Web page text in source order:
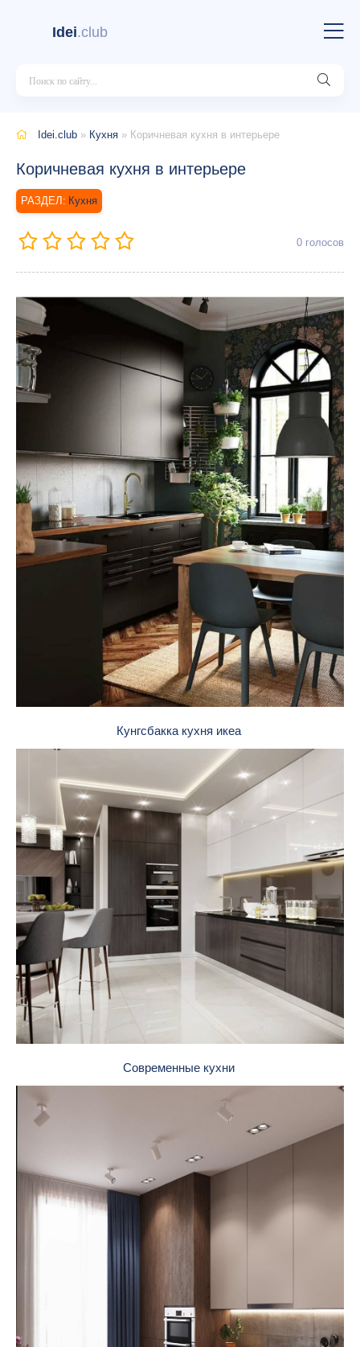
Idei.club
Idei.club » Кухня » Коричневая кухня в интерьере
Коричневая кухня в интерьере
Кухня
0 голосов
Кунгсбакка кухня икеа
Современные кухни